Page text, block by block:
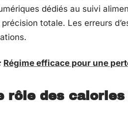
dédiés au suivi
totale. Les erreurs
Régime efficace pour une
rôle des